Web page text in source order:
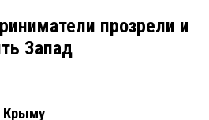
прозрели и
Запад
Крыму